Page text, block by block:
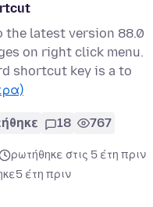
the latest version 88.0
on right click menu.
shortcut key is a to
18 767
ρωτήθηκε στις 5 έτη πριν
5 έτη πριν